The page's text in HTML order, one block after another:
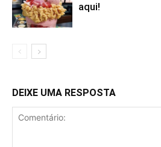
aqui!
DEIXE UMA RESPOSTA